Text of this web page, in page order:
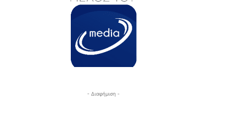
- Διαφήμιση -